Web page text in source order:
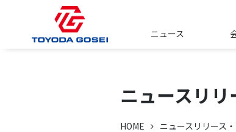
ニュース
ニュースリリ
HOME ニュースリリース